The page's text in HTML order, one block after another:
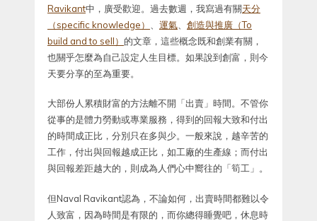
Ravikant中，廣受歡迎。過去數週，我寫過有關天分
（specific knowledge）
運氣
創造與推廣（To
build and to sell） 的文章，這些概念既和創業有關，
也關乎怎麼為自己設定人生目標。如果說到創富，則今
天要分享的至為重要。
大部份人累積財富的方法離不開「出賣」時間。不管你
從事的是體力勞動或專業服務，得到的回報大致和付出
的時間成正比，分別只在多與少。一般來說，越辛苦的
工作，付出與回報越成正比，如工廠的生產線；而付出
與回報差距越大的，則成為人們心中嚮往的「筍工」。
但Naval Ravikant認為，不論如何，出賣時間都難以令
人致富，因為時間是有限的，而你總得睡覺吧，休息時